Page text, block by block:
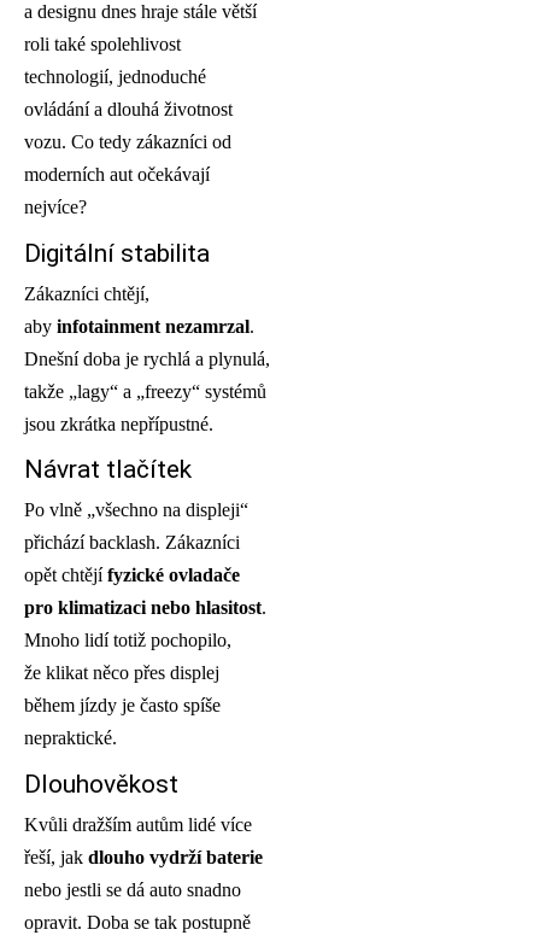
a designu dnes hraje stále větší
roli také spolehlivost
technologií, jednoduché
ovládání a dlouhá životnost
vozu. Co tedy zákazníci od
moderních aut očekávají
nejvíce?
Digitální stabilita
Zákazníci chtějí,
aby infotainment nezamrzal.
Dnešní doba je rychlá a plynulá,
takže „lagy“ a „freezy“ systémů
jsou zkrátka nepřípustné.
Návrat tlačítek
Po vlně „všechno na displeji“
přichází backlash. Zákazníci
opět chtějífyzické ovladače
pro klimatizaci nebo hlasitost.
Mnoho lidí totiž pochopilo,
že klikat něco přes displej
během jízdy je často spíše
nepraktické.
Dlouhověkost
Kvůli dražším autům lidé více
řeší, jak dlouho vydrží baterie
nebo jestli se dá auto snadno
opravit. Doba se tak postupně